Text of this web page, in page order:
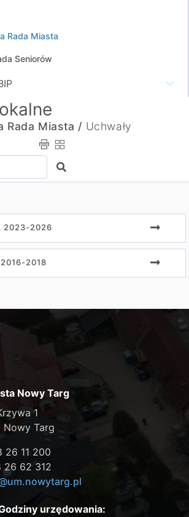
Rada Miasta
Seniorów
Rada Miasta / Uchwały
Szukaj
2023-2026
2018
Nowy Targ
1
Targ
26 11 200
26 62 312
urzędowania: